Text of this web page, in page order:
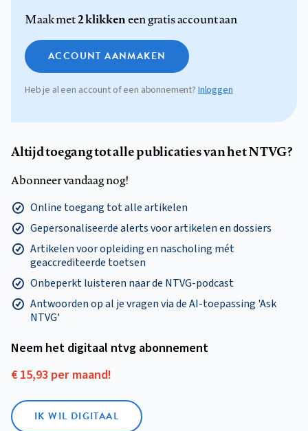
Maak met2 klikkeneen gratis account aan
ACCOUNT AANMAKEN
Heb je al een account of een abonnement?Inloggen
Altijd toegang tot alle publicaties van het NTVG?
Abonneer vandaag nog!
Online toegang tot alle artikelen
Gepersonaliseerde alerts voor artikelen en dossiers
Artikelen voor opleiding en nascholing mét
geaccrediteerde toetsen
Onbeperkt luisteren naar de NTVG-podcast
Antwoorden op al je vragen via de AI-toepassing 'Ask
NTVG'
Neem het digitaal ntvg abonnement
€ 15,93 per maand!
IK WIL DIGITAAL